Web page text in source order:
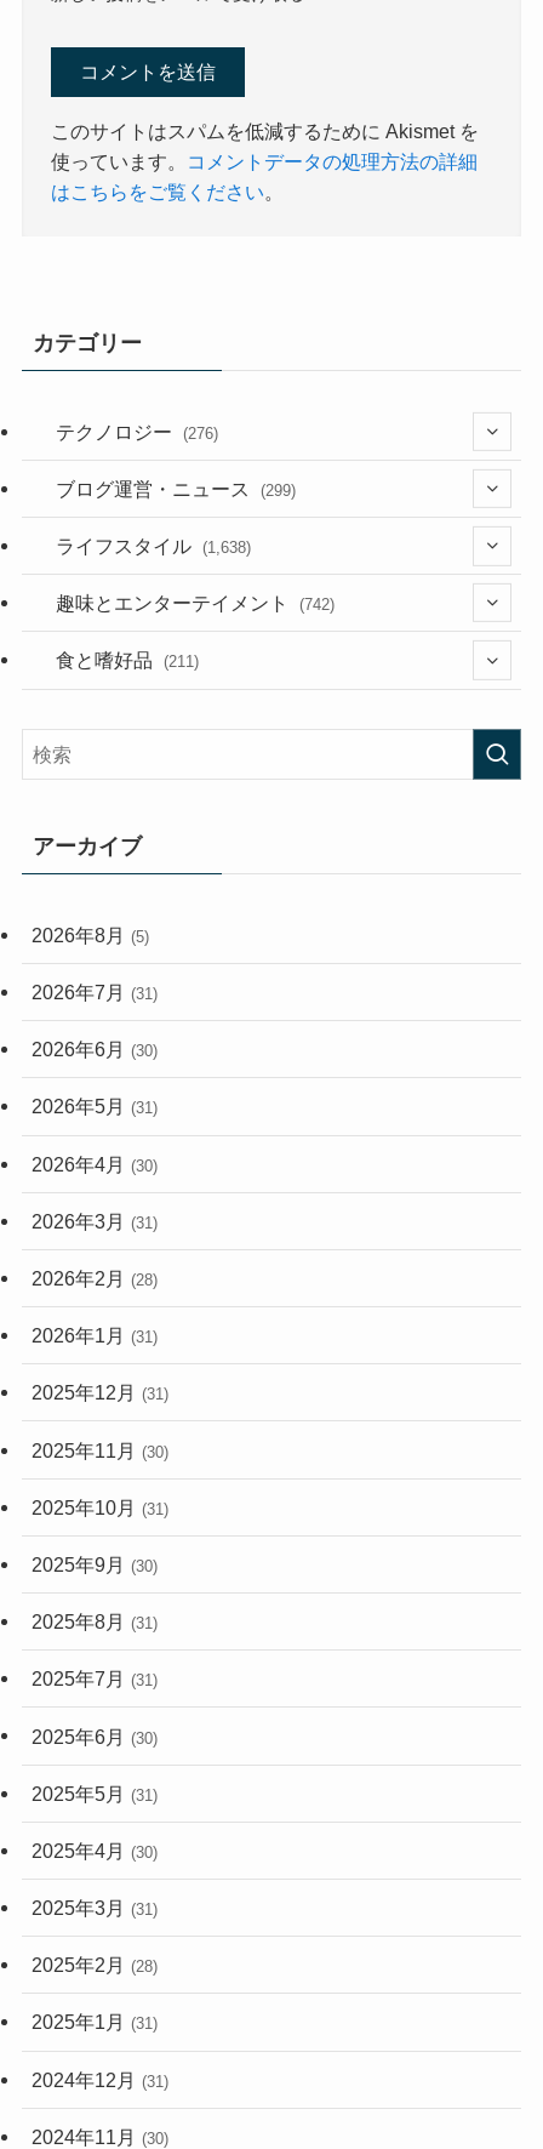
このサイトはスパムを低減するために Akismet を
使っています。
コメントデータの処理方法の詳細
はこちらをご覧ください。
カテゴリー
テクノロジー (276)
(36)
(187)
ブログ運営・ニュース (299)
(118)
(181)
ライフスタイル (1,638)
(394)
(282)
(33)
(248)
趣味とエンターテイメント (742)
(56)
食と嗜好品 (211)
アーカイブ
2026年8月 (5)
2026年7月 (31)
2026年6月 (30)
2026年5月 (31)
2026年4月 (30)
2026年3月 (31)
2026年2月 (28)
2026年1月 (31)
2025年12月 (31)
2025年11月 (30)
2025年10月 (31)
2025年9月 (30)
2025年8月 (31)
2025年7月 (31)
2025年6月 (30)
2025年5月 (31)
2025年4月 (30)
2025年3月 (31)
2025年2月 (28)
2025年1月 (31)
2024年12月 (31)
2024年11月 (30)